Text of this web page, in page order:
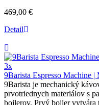
469,00 €
Detail
3x
9Barista Espresso Machine |
9Barista je mechanický
prvotriednych materiálov s
bojlerov. Prvý bojler vytvára